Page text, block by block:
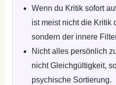
Wenn du Kritik sofort
ist meist nicht die Kritik
sondern der innere
Nicht alles persönlich
nicht Gleichgültigkeit,
psychische Sortierung.